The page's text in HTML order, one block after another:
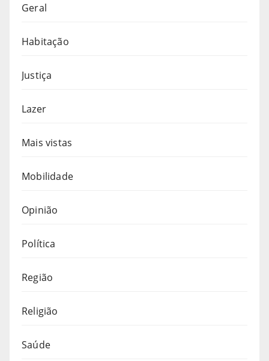
Geral
Habitação
Justiça
Lazer
Mais vistas
Mobilidade
Opinião
Política
Região
Religião
Saúde